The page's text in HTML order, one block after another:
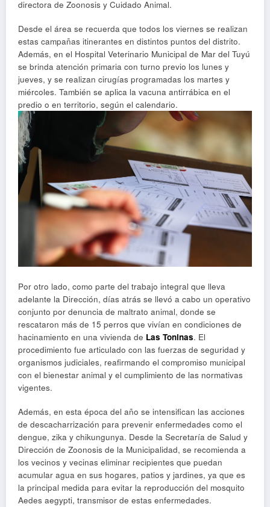
directora de Zoonosis y Cuidado Animal.
Desde el área se recuerda que todos los viernes se realizan
estas campañas itinerantes en distintos puntos del distrito.
Además, en el Hospital Veterinario Municipal de Mar del Tuyú
se brinda atención primaria con turno previo los lunes y
jueves, y se realizan cirugías programadas los martes y
miércoles. También se aplica la vacuna antirrábica en el
predio o en territorio, según el calendario.
Por otro lado, como parte del trabajo integral que lleva
adelante la Dirección, días atrás se llevó a cabo un operativo
conjunto por denuncia de maltrato animal, donde se
rescataron más de 15 perros que vivían en condiciones de
hacinamiento en una vivienda de Las Toninas. El
procedimiento fue articulado con las fuerzas de seguridad y
organismos judiciales, reafirmando el compromiso municipal
con el bienestar animal y el cumplimiento de las normativas
vigentes.
Además, en esta época del año se intensifican las acciones
de descacharrización para prevenir enfermedades como el
dengue, zika y chikungunya. Desde la Secretaría de Salud y
Dirección de Zoonosis de la Municipalidad, se recomienda a
los vecinos y vecinas eliminar recipientes que puedan
acumular agua en sus hogares, patios y jardines, ya que es
la principal medida para evitar la reproducción del mosquito
Aedes aegypti, transmisor de estas enfermedades.